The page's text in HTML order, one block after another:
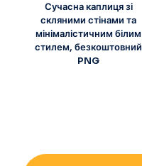
Сучасна каплиця зі
скляними стінами та
мінімалістичним білим
стилем, безкоштовний
PNG